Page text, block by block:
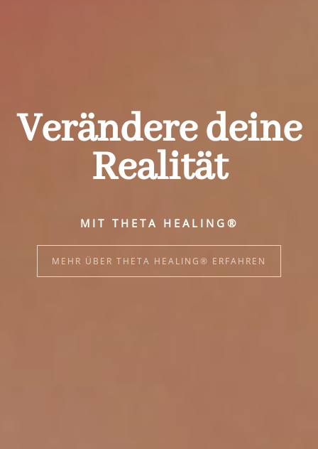
Verändere deine
Realität
MIT THETA HEALING®
MEHR ÜBER THETA HEALING® ERFAHREN